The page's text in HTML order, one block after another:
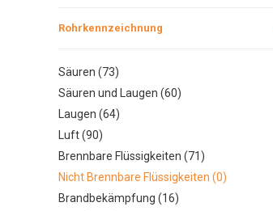
Rohrkennzeichnung
Säuren (73)
Säuren und Laugen (60)
Laugen (64)
Luft (90)
Brennbare Flüssigkeiten (71)
Nicht Brennbare Flüssigkeiten (0)
Brandbekämpfung (16)